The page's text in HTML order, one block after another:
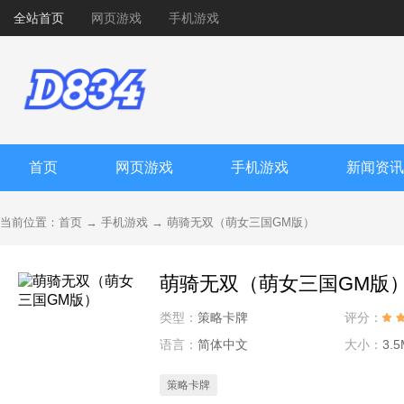
全站首页 网页游戏 手机游戏
首页 网页游戏 手机游戏 新闻资讯
当前位置： 首页 → 手机游戏 → 萌骑无双（萌女三国GM版）
萌骑无双（萌女三国GM版
类型： 策略卡牌
评分：
语言： 简体中文 大小：
策略卡牌